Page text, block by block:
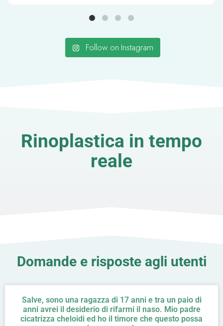
Follow on Instagram
Rinoplastica in tempo
reale
Domande e risposte agli utenti
Salve, sono una ragazza di 17 anni e tra un paio di
anni avrei il desiderio di rifarmi il naso. Mio padre
cicatrizza cheloidi ed ho il timore che questo possa